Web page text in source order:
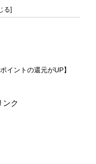
イントの還元がUP】
ンク